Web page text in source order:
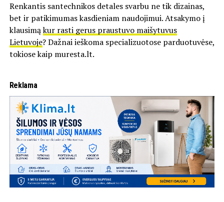
Renkantis santechnikos detales svarbu ne tik dizainas,
bet ir patikimumas kasdieniam naudojimui. Atsakymo į
klausimąkur rasti gerus praustuvo maišytuvus
Lietuvoje? Dažnai ieškoma specializuotose parduotuvėse,
tokiose kaip muresta.lt.
Reklama